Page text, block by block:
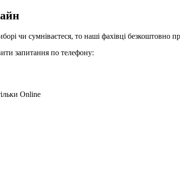
чи сумніваєтеся, то наші фахівці безкоштовно
запитання по телефону:
Online